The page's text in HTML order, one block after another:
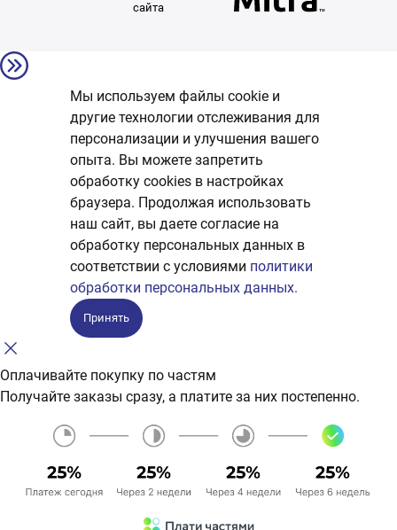
сайта
Мы используем файлы cookie и
другие технологии отслеживания для
персонализации и улучшения вашего
опыта. Вы можете запретить
обработку сookies в настройках
браузера. Продолжая использовать
наш сайт, вы даете согласие на
обработку персональных данных в
соответствии с условиями политики
обработки персональных данных.
Принять
Оплачивайте покупку по частям
Получайте заказы сразу, а платите за них постепенно.